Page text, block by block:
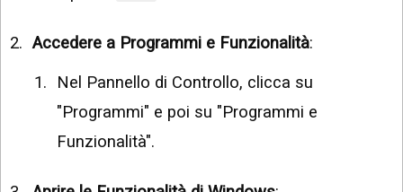
Accedere a Programmi e Funzionalità:
Nel Pannello di Controllo, clicca su
"Programmi" e poi su "Programmi e
Funzionalità".